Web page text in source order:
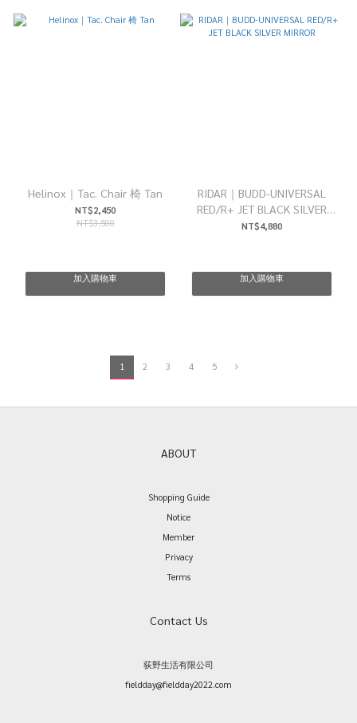
Helinox｜Tac. Chair 椅 Tan
NT$2,450
NT$3,500
加入購物車
RIDAR｜BUDD-UNIVERSAL
RED/R+ JET BLACK SILVER
MIRROR
NT$4,880
加入購物車
1 2 3 4 5
ABOUT
Shopping Guide
Notice
Member
Privacy
Terms
Contact Us
荻野生活有限公司
fieldday@fieldday2022.com